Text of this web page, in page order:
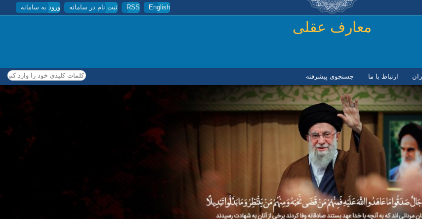
رفتن به محتوای اصلی English
RSS ثبت نام در سامانه ورود به سامانه
معارف عقلی
ارتباط با ما جستجوی پیشرفته کلمات کلیدی خود را وارد کنید